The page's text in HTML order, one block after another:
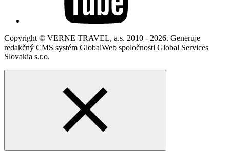
Copyright © VERNE TRAVEL, a.s. 2010 - 2026. Generuje
redakčný CMS systém GlobalWeb spoločnosti Global Services
Slovakia s.r.o.